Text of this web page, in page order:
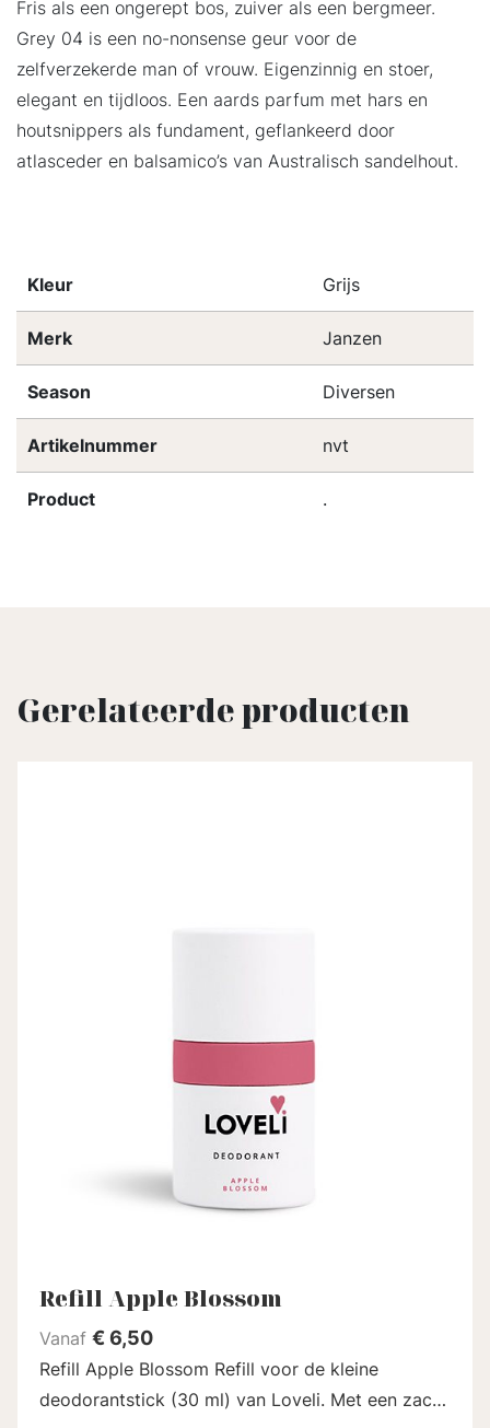
Fris als een ongerept bos, zuiver als een bergmeer.
Grey 04 is een no-nonsense geur voor de
zelfverzekerde man of vrouw. Eigenzinnig en stoer,
elegant en tijdloos. Een aards parfum met hars en
houtsnippers als fundament, geflankeerd door
atlasceder en balsamico’s van Australisch sandelhout.
Kleur Grijs
Merk Janzen
Season Diversen
Artikelnummer nvt
Product .
Gerelateerde producten
Refill Apple Blossom
Vanaf €6,50
Refill Apple Blossom Refill voor de kleine
deodorantstick (30 ml) van Loveli. Met een zacht